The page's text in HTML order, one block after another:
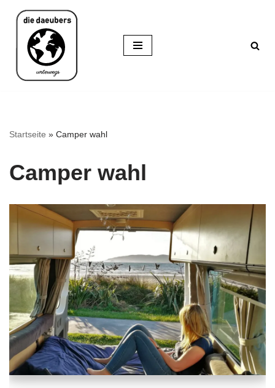
Inhalt
springen
Startseite » Camper wahl
Camper wahl